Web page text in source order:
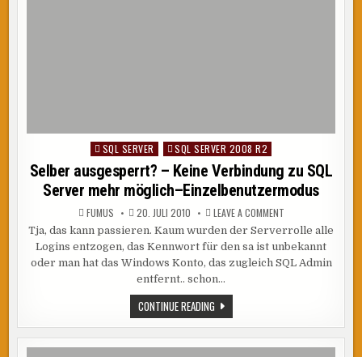
Posted
in
SQL SERVER SQL SERVER 2008 R2
Selber ausgesperrt? – Keine Verbindung zu SQL
Server mehr möglich–Einzelbenutzermodus
FUMUS 20. JULI 2010 LEAVE A COMMENTON
AUSGESPERRT?
–
KEINE
VERBINDUNG
ZU
Tja, das kann passieren. Kaum wurden der Serverrolle alle
Logins entzogen, das Kennwort für den sa ist unbekannt
oder man hat das Windows Konto, das zugleich SQL Admin
entfernt.. schon…
CONTINUE READINGSELBER
AUSGESPERRT?
–
KEINE
VERBINDUNG